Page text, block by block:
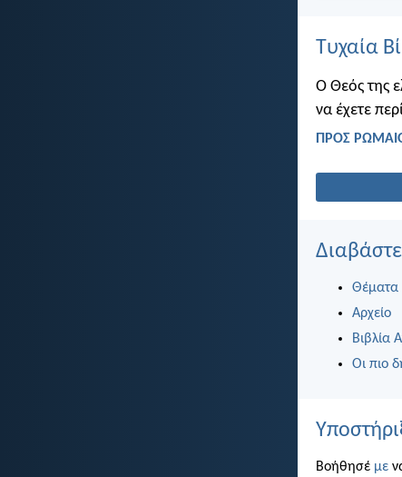
Τυχαία
Ο Θεός της
να έχετε
ΠΡΟΣ
Θέματα
Αρχείο
Βιβλία
Οι πιο
Βοήθησέ με